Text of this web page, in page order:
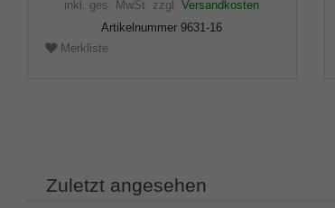
inkl. ges. MwSt. zzgl.Versandkosten
Artikelnummer9631-16
Merkliste
Zuletzt angesehen